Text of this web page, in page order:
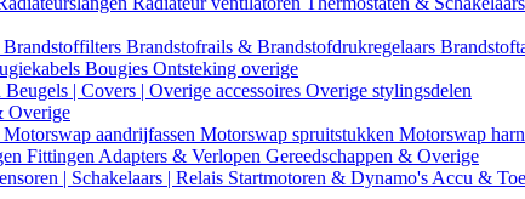
Brandstoffilters Brandstofrails & Brandstofdrukregelaars
Bougies Ontsteking overige
Beugels | Covers | Overige accessoires Overige stylingsdelen
Overige
Motorswap aandrijfassen Motorswap spruitstukken Motorswap
Fittingen Adapters & Verlopen Gereedschappen & Overige
| Schakelaars | Relais Startmotoren & Dynamo's Accu &